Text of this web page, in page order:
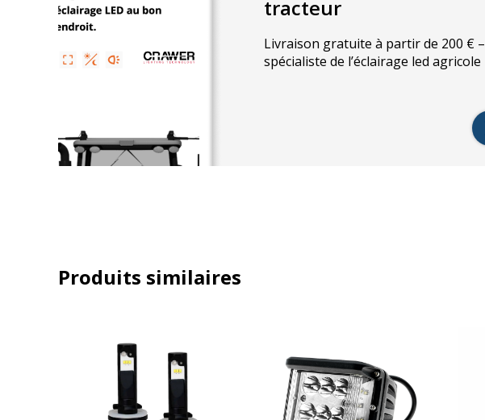
tracteur
Livraison gratuite à partir de 200 € –
spécialiste de l’éclairage led agricole
Produits similaires